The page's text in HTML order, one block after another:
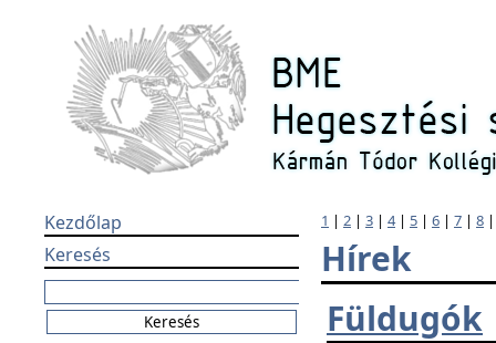
Kezdőlap
Keresés
1 | 2 | 3 | 4| 5 | 6 | 7 | 8
Hírek
Füldugók